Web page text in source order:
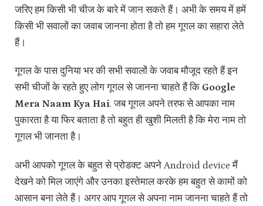
जरिए हम किसी भी चीज के बारे में जान सकते हैं। अभी के समय में हमें
किसी भी सवालों का जवाब जानना होता है तो हम गूगल का सहारा लेते
हैं।
गूगल के पास दुनिया भर की सभी सवालों के जवाब मौजूद रहते हैं इन
सभी चीजों के रहते हुए लोग गूगल से जानना चाहते हैं कि Google
Mera Naam Kya Hai. जब गूगल अपने तरफ से आपका नाम
पुकारता है या फिर बताता है तो बहुत ही खुशी मिलती है कि मेरा नाम तो
गूगल भी जानता है।
अभी आपको गूगल के बहुत से प्रोडक्ट अपने Android device मैं
देखने को मिल जाएंगे और उनका इस्तेमाल करके हम बहुत से कामों को
आसान बना लेते हैं। अगर आप गूगल से अपना नाम जानना चाहते हैं तो